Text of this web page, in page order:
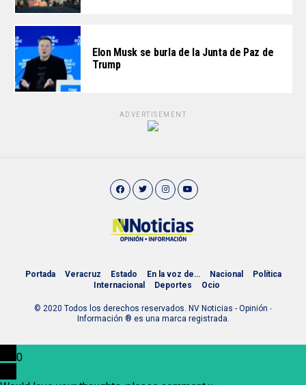
Elon Musk se burla de la Junta de Paz de
Trump
ADVERTISEMENT
Portada Veracruz Estado En la voz de… Nacional
Política
Internacional
Deportes Ocio
© 2020 Todos los derechos reservados. NV Noticias - Opinión ∙
Información ® es una marca registrada.
0